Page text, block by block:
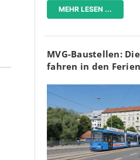
MEHR LESEN ...
MVG-Baustellen:
fahren in den